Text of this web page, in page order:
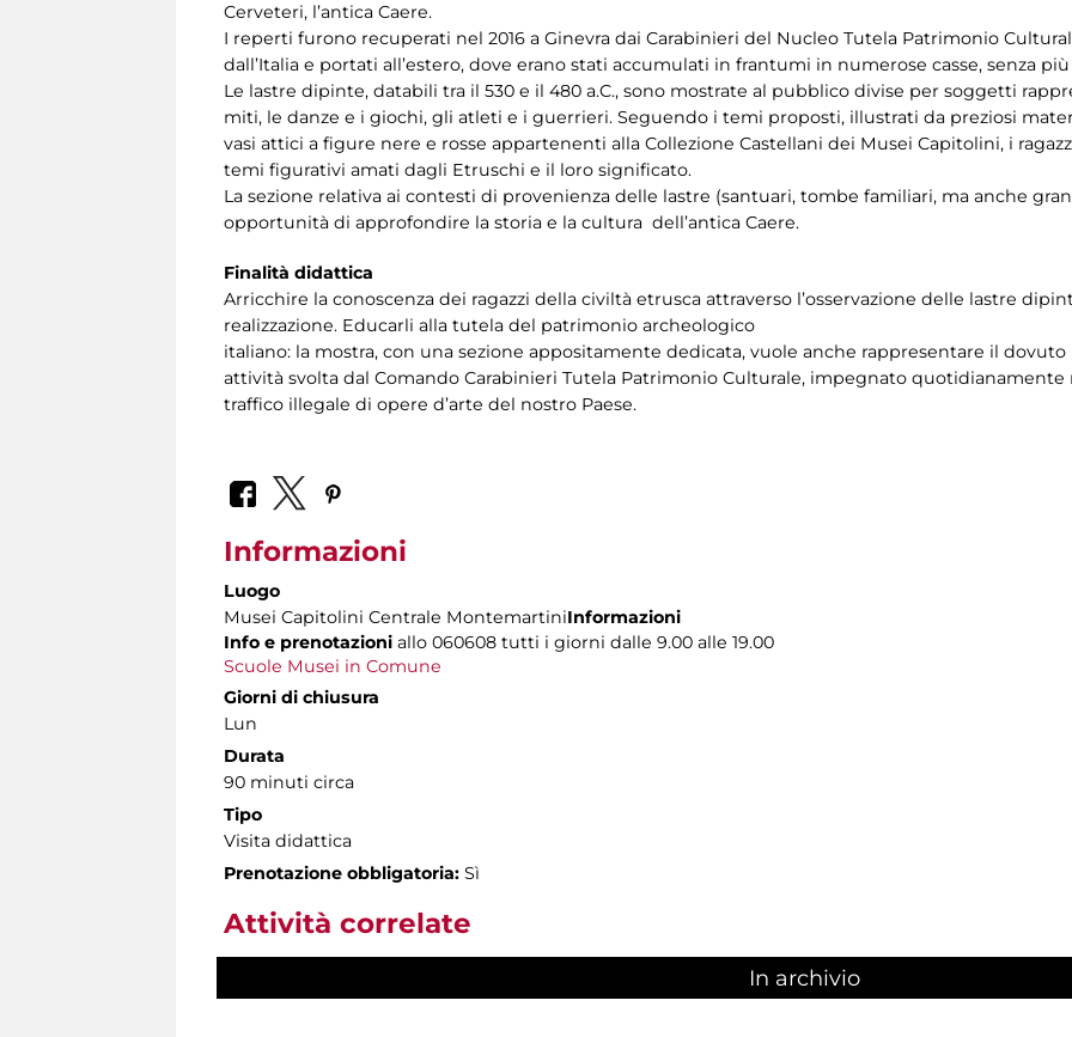
Cerveteri, l’antica Caere.
I reperti furono recuperati nel 2016 a Ginevra dai Carabinieri del Nucleo Tutela Patrimonio
dall’Italia e portati all’estero, dove erano stati accumulati in frantumi in numerose casse, senza
Le lastre dipinte, databili tra il 530 e il 480 a.C., sono mostrate al pubblico divise per soggetti
miti, le danze e i giochi, gli atleti e i guerrieri. Seguendo i temi proposti, illustrati da preziosi
vasi attici a figure nere e rosse appartenenti alla Collezione Castellani dei Musei Capitolini, i
temi figurativi amati dagli Etruschi e il loro significato.
La sezione relativa ai contesti di provenienza delle lastre (santuari, tombe familiari, ma anche
opportunità di approfondire la storia e la cultura dell’antica Caere.
Finalità didattica
Arricchire la conoscenza dei ragazzi della civiltà etrusca attraverso l’osservazione delle lastre
realizzazione. Educarli alla tutela del patrimonio archeologico
italiano: la mostra, con una sezione appositamente dedicata, vuole anche rappresentare il
attività svolta dal Comando Carabinieri Tutela Patrimonio Culturale, impegnato quotidianamente
traffico illegale di opere d’arte del nostro Paese.
Informazioni
Luogo
Musei Capitolini Centrale MontemartiniInformazioni
Info e prenotazioni allo 060608 tutti i giorni dalle 9.00 alle 19.00
Scuole Musei in Comune
Giorni di chiusura
Lun
Durata
90 minuti circa
Tipo
Visita didattica
Prenotazione obbligatoria: Sì
Attività correlate
In archivio